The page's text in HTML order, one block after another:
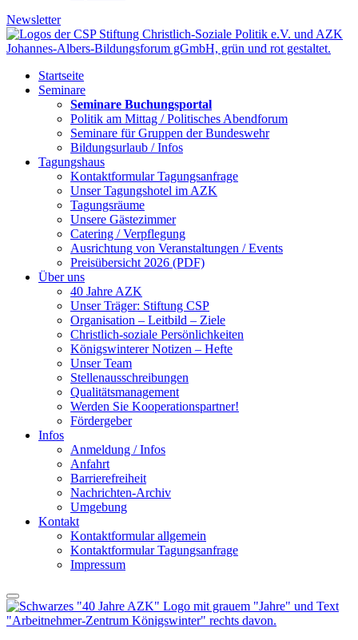
Newsletter
Startseite
Seminare
Seminare Buchungsportal
Politik am Mittag / Politisches Abendforum
Seminare für Gruppen der Bundeswehr
Bildungsurlaub / Infos
Tagungshaus
Kontaktformular Tagungsanfrage
Unser Tagungshotel im AZK
Tagungsräume
Unsere Gästezimmer
Catering / Verpflegung
Ausrichtung von Veranstaltungen / Events
Preisübersicht 2026 (PDF)
Über uns
40 Jahre AZK
Unser Träger: Stiftung CSP
Organisation – Leitbild – Ziele
Christlich-soziale Persönlichkeiten
Königswinterer Notizen – Hefte
Unser Team
Stellenausschreibungen
Qualitätsmanagement
Werden Sie Kooperationspartner!
Fördergeber
Infos
Anmeldung / Infos
Anfahrt
Barrierefreiheit
Nachrichten-Archiv
Umgebung
Kontakt
Kontaktformular allgemein
Kontaktformular Tagungsanfrage
Impressum